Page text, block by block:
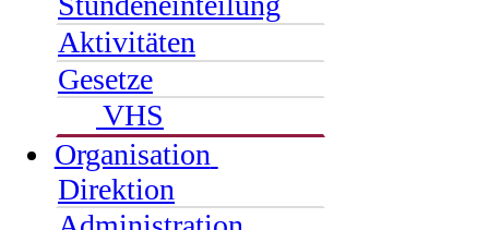
Aktivitäten
Gesetze
VHS
Organisation
Direktion